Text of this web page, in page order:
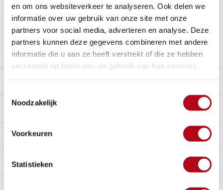
en om ons websiteverkeer te analyseren. Ook delen we
informatie over uw gebruik van onze site met onze
partners voor social media, adverteren en analyse. Deze
partners kunnen deze gegevens combineren met andere
informatie die u aan ze heeft verstrekt of die ze hebben
verzameld op basis van uw gebruik van hun services.
Noodzakelijk
Voorkeuren
Statistieken
14dagen bedenktijd
Al28 jaarde tuinspecialist voor tuinliefhebbers
Nieuw:Haal je bestelling in Wilnis bij ons op!
Stel een vraag over dit product
Product video
Beschrijving
Reviews
Handig voor erbij